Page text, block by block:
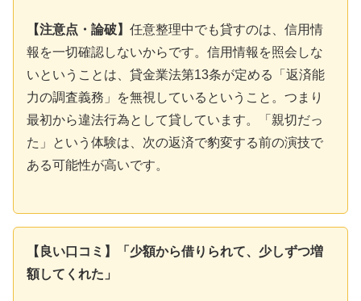
【注意点・論破】 任意整理中でも貸すのは、信用情
報を一切確認しないからです。信用情報を照会しな
いということは、貸金業法第13条が定める「返済能
力の調査義務」を無視しているということ。つまり
最初から違法行為として貸しています。「親切だっ
た」という体験は、次の返済で豹変する前の演技で
ある可能性が高いです。
【良い口コミ】「少額から借りられて、少しずつ増
額してくれた」